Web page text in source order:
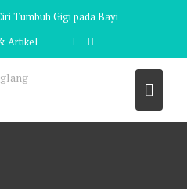
Tumbuh Gigi pada Bayi
Artikel